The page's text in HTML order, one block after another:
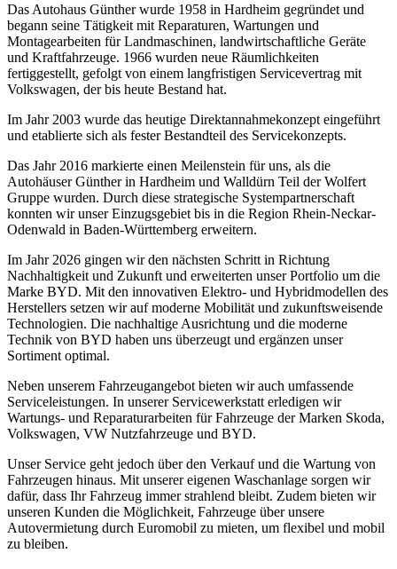
Das Autohaus Günther wurde 1958 in Hardheim gegründet und
begann seine Tätigkeit mit Reparaturen, Wartungen und
Montagearbeiten für Landmaschinen, landwirtschaftliche Geräte
und Kraftfahrzeuge. 1966 wurden neue Räumlichkeiten
fertiggestellt, gefolgt von einem langfristigen Servicevertrag mit
Volkswagen, der bis heute Bestand hat.
Im Jahr 2003 wurde das heutige Direktannahmekonzept eingeführt
und etablierte sich als fester Bestandteil des Servicekonzepts.
Das Jahr 2016 markierte einen Meilenstein für uns, als die
Autohäuser Günther in Hardheim und Walldürn Teil der Wolfert
Gruppe wurden. Durch diese strategische Systempartnerschaft
konnten wir unser Einzugsgebiet bis in die Region Rhein-Neckar-
Odenwald in Baden-Württemberg erweitern.
Im Jahr 2026 gingen wir den nächsten Schritt in Richtung
Nachhaltigkeit und Zukunft und erweiterten unser Portfolio um die
Marke BYD. Mit den innovativen Elektro- und Hybridmodellen des
Herstellers setzen wir auf moderne Mobilität und zukunftsweisende
Technologien. Die nachhaltige Ausrichtung und die moderne
Technik von BYD haben uns überzeugt und ergänzen unser
Sortiment optimal.
Neben unserem Fahrzeugangebot bieten wir auch umfassende
Serviceleistungen. In unserer Servicewerkstatt erledigen wir
Wartungs- und Reparaturarbeiten für Fahrzeuge der Marken Skoda,
Volkswagen, VW Nutzfahrzeuge und BYD.
Unser Service geht jedoch über den Verkauf und die Wartung von
Fahrzeugen hinaus. Mit unserer eigenen Waschanlage sorgen wir
dafür, dass Ihr Fahrzeug immer strahlend bleibt. Zudem bieten wir
unseren Kunden die Möglichkeit, Fahrzeuge über unsere
Autovermietung durch Euromobil zu mieten, um flexibel und mobil
zu bleiben.